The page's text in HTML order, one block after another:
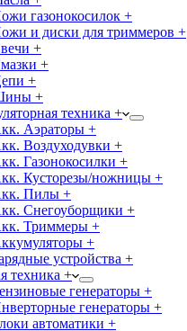
газонокосилок +
и диски для триммеров +
+
+
+
+
техника +
Аэраторы +
Воздуходувки +
Газонокосилки +
Кусторезы/ножницы +
Пилы +
Снегоуборщики +
Триммеры +
+
устройства +
техника +
генераторы +
генераторы +
автоматики +